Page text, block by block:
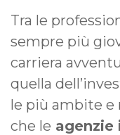
Tra le
sempre più
carriera
quella
le più ambite e
che le agenzie